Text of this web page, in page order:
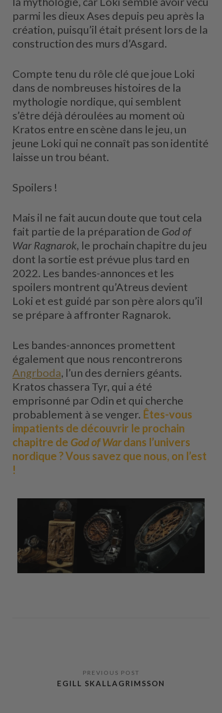
parmi les dieux Ases depuis peu après la
création, puisqu’il était présent lors de la
construction des murs d’Asgard.
Compte tenu du rôle clé que joue Loki
dans de nombreuses histoires de la
mythologie nordique, qui semblent
s’être déjà déroulées au moment où
Kratos entre en scène dans le jeu, un
jeune Loki qui ne connaît pas son identité
laisse un trou béant.
Spoilers !
Mais il ne fait aucun doute que tout cela
fait partie de la préparation de God of
War Ragnarok, le prochain chapitre du jeu
dont la sortie est prévue plus tard en
2022. Les bandes-annonces et les
spoilers montrent qu’Atreus devient
Loki et est guidé par son père alors qu’il
se prépare à affronter Ragnarok.
Les bandes-annonces promettent
également que nous rencontrerons
Angrboda, l’un des derniers géants.
Kratos chassera Tyr, qui a été
emprisonné par Odin et qui cherche
probablement à se venger. Êtes-vous
impatients de découvrir le prochain
chapitre de God of Wardans l’univers
nordique ? Vous savez que nous, on l’est
!
EGILL SKALLAGRIMSSON